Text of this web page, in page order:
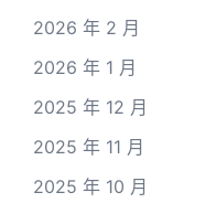
2026 年 2 月
2026 年 1 月
2025 年 12 月
2025 年 11 月
2025 年 10 月